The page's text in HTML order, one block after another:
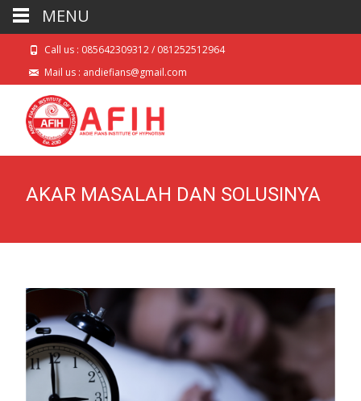
Call us : 085642309312 / 081252512964
Mail us : andiefians@gmail.com
AKAR MASALAH DAN SOLUSINYA
MENU